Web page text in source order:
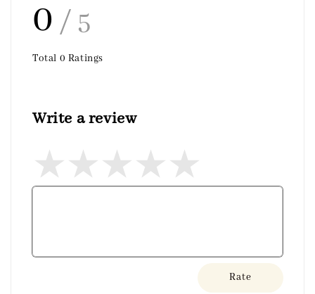
0 / 5
Total 0 Ratings
Write a review
Rate